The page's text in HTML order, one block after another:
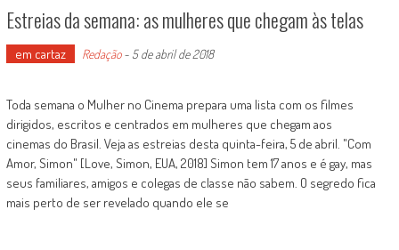
Estreias da semana: as mulheres que chegam às telas
em cartaz Redação- 5 de abril de 2018
Toda semana o Mulher no Cinema prepara uma lista com os filmes
dirigidos, escritos e centrados em mulheres que chegam aos
cinemas do Brasil. Veja as estreias desta quinta-feira, 5 de abril. "Com
Amor, Simon" [Love, Simon, EUA, 2018] Simon tem 17 anos e é gay, mas
seus familiares, amigos e colegas de classe não sabem. O segredo fica
mais perto de ser revelado quando ele se